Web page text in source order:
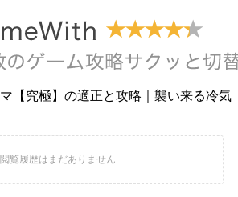
【究極】の適正と攻略｜襲い来る冷気